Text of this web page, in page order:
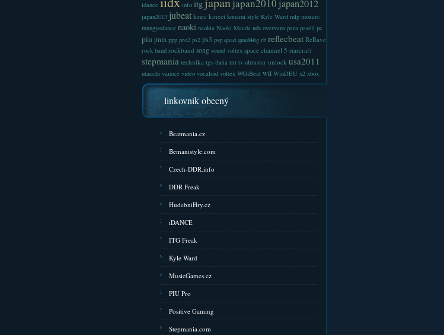
idance
info itg japan2010 japan2012
japan2013 jubeat kinec kinect konami style Kyle Ward mlp mozarc
mungyodance naoki naokia Naoki Maeda nds overvans para paseli pc
piu pnm ppp pro2 ps2 ps3 psp quad quad4itg rb reflecbeat ReRave
rock band rockband song sound voltex space channel 5 starcraft
stepmania technika tgs theia tnt tv ultrastar unlock usa2011
utacchi vanoce video vocaloid voltex WGiBeat wii WinDEU x2 xbox
linkovník obecný
Beatmania.cz
Bemanistyle.com
Czech-DDR.info
DDR Freak
HudebniHry.cz
iDANCE
ITG Freak
Kyle Ward
MusicGames.cz
PIU Pro
Positive Gaming
Stepmania.com